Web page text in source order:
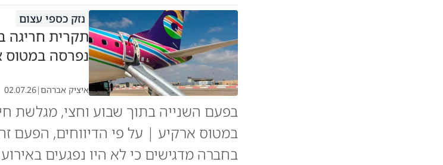
נזק כספי עצום
תקרית חריגה
נפרסה במטוס
איציק אברהם|
02.07.26
בפעם השנייה בתוך שבוע וחצי, מגלשת
במטוס ארקיע | על פי הדיווחים, הפעם
בחברה מדגישים כי לא היו נפגעים